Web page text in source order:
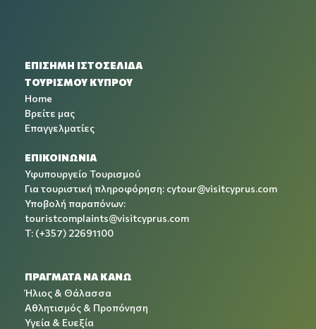
ΕΠΙΣΗΜΗ ΙΣΤΟΣΕΛΙΔΑ
ΤΟΥΡΙΣΜΟΥ ΚΥΠΡΟΥ
Home
Βρείτε μας
Επαγγελματίες
ΕΠΙΚΟΙΝΩΝΙΑ
Υφυπουργείο Τουρισμού
Για τουριστική πληροφόρηση: cytour@visitcyprus.com
Υποβολή παραπόνων:
touristcomplaints@visitcyprus.com
T: (+357) 22691100
ΠΡΑΓΜΑΤΑ ΝΑ ΚΑΝΩ
Ήλιος & Θάλασσα
Αθλητισμός & Προπόνηση
Υγεία & Ευεξία